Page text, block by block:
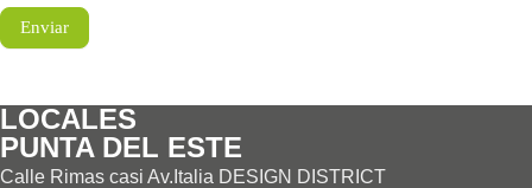
Enviar
LOCALES
PUNTA DEL ESTE
Calle Rimas casi Av.Italia DESIGN DISTRICT